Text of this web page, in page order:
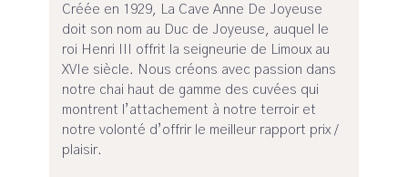
Créée en 1929, La Cave Anne De Joyeuse
doit son nom au Duc de Joyeuse, auquel le
roi Henri III offrit la seigneurie de Limoux au
XVIe siècle. Nous créons avec passion dans
notre chai haut de gamme des cuvées qui
montrent l’attachement à notre terroir et
notre volonté d’offrir le meilleur rapport prix /
plaisir.